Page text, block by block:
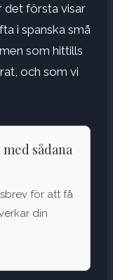
det första visar
i spanska små
som hittills
och som vi
sådana
för att få
din